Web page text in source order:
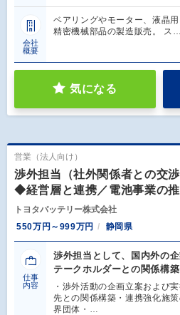
会社
概要
ベアリングやモーター、液晶
精密機械部品の製造販売。 ス…
気になる
営業（法人向け）
渉外担当（社外関係者との交
◆経営層と連携／電池事業の
トヨタバッテリー株式会社
550万円～999万円
静岡県
仕事
内容
渉外担当として、国内外の
テークホルダーとの関係構
・渉外活動の企画立案およ
先との関係構築・連携強化施
界団体・…